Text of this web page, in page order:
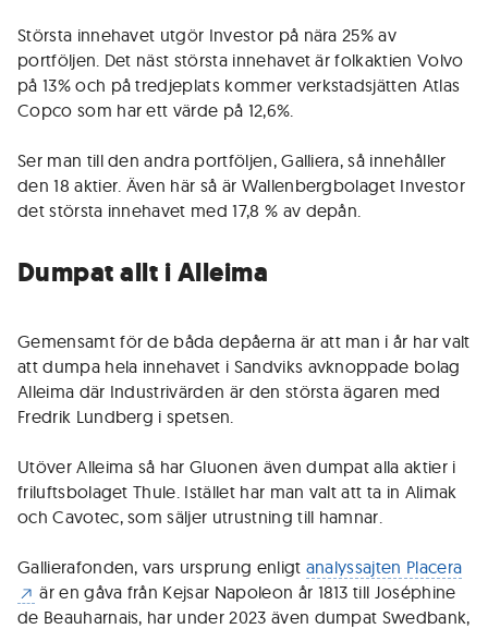
Största innehavet utgör Investor på nära 25% av
portföljen. Det näst största innehavet är folkaktien Volvo
på 13% och på tredjeplats kommer verkstadsjätten Atlas
Copco som har ett värde på 12,6%.
Ser man till den andra portföljen, Galliera, så innehåller
den 18 aktier. Även här så är Wallenbergbolaget Investor
det största innehavet med 17,8 % av depån.
Dumpat allt i Alleima
Gemensamt för de båda depåerna är att man i år har valt
att dumpa hela innehavet i Sandviks avknoppade bolag
Alleima där Industrivärden är den största ägaren med
Fredrik Lundberg i spetsen.
Utöver Alleima så har Gluonen även dumpat alla aktier i
friluftsbolaget Thule. Istället har man valt att ta in Alimak
och Cavotec, som säljer utrustning till hamnar.
Gallierafonden, vars ursprung enligt analyssajten Placera
är en gåva från Kejsar Napoleon år 1813 till Joséphine
de Beauharnais, har under 2023 även dumpat Swedbank,